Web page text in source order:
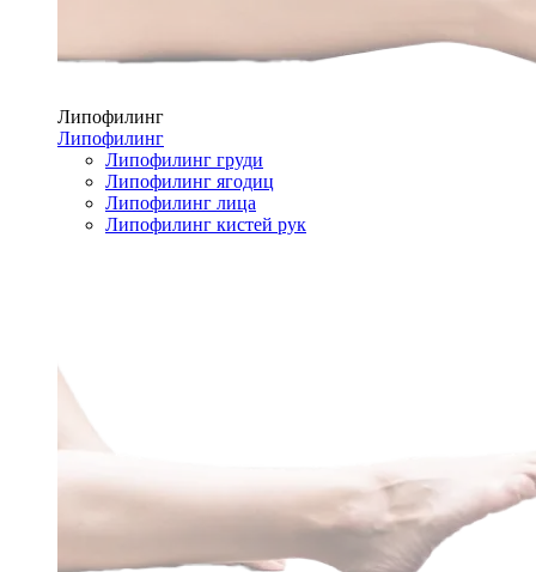
Липофилинг
Липофилинг
Липофилинг груди
Липофилинг ягодиц
Липофилинг лица
Липофилинг кистей рук